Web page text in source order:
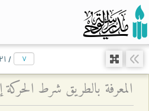
/۲۱